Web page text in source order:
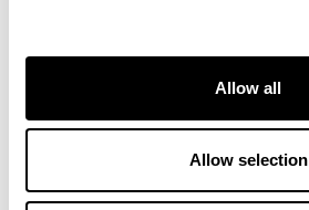
Allow all
Allow selection